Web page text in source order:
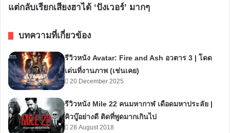
แต่กลับเรียกเสียงฮาได้ ‘ปังเวอร์’ มากๆ
บทความที่เกี่ยวข้อง
รีวิวหนัง Avatar: Fire and Ash อวตาร 3 | โดด
เด่นที่งานภาพ​ (เช่นเคย)
20 December 2025
รีวิวหนัง Mile 22 คนมหากาฬ เดือดมหาประลัย |
คิวบู๊อย่างดี ติดที่พูดมากเกินไป
28 August 2018